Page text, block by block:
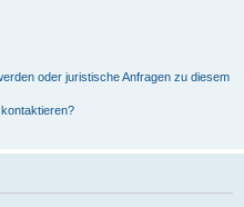
oder juristische Anfragen zu diesem